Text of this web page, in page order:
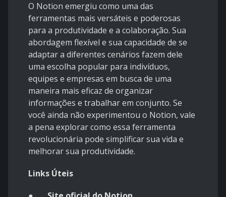
O Notion emergiu como uma das
ferramentas mais versáteis e poderosas
para a produtividade e a colaboração. Sua
abordagem flexível e sua capacidade de se
adaptar a diferentes cenários fazem dele
uma escolha popular para indivíduos,
equipes e empresas em busca de uma
maneira mais eficaz de organizar
informações e trabalhar em conjunto. Se
você ainda não experimentou o Notion, vale
a pena explorar como essa ferramenta
revolucionária pode simplificar sua vida e
melhorar sua produtividade.
Links Úteis